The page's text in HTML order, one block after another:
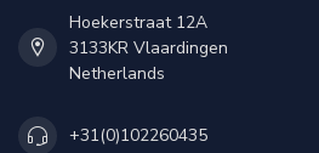
Hoekerstraat 12A
3133KR Vlaardingen
Netherlands
+31(0)102260435